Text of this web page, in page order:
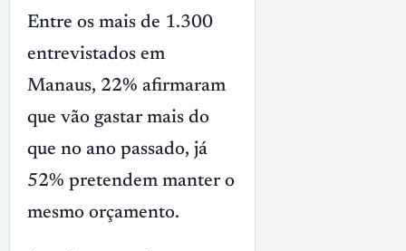
Entre os mais de 1.300
entrevistados em
Manaus, 22% afirmaram
que vão gastar mais do
que no ano passado, já
52% pretendem manter o
mesmo orçamento.